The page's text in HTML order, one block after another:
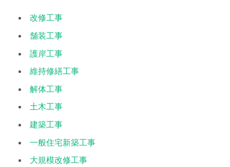
改修工事
舗装工事
護岸工事
維持修繕工事
解体工事
土木工事
建築工事
一般住宅新築工事
大規模改修工事